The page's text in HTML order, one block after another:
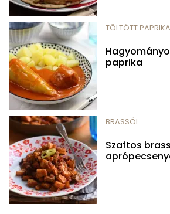
TÖLTÖTT PAPRIKA
paprika
BRASSÓI
Szaftos